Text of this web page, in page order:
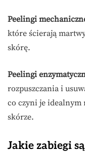
Peelingi
które ścierają
skórę.
Peelingi
rozpuszczania i
co czyni je idealnym
skórze.
Jakie zabiegi